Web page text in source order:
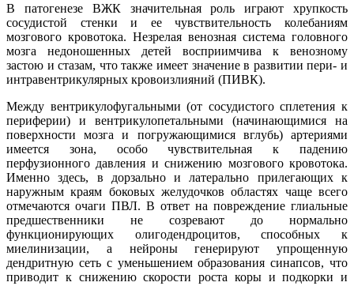
В патогенезе ВЖК значительная роль играют хрупкость
сосудистой стенки и ее чувствительность колебаниям
мозгового кровотока. Незрелая венозная система головного
мозга недоношенных детей восприимчива к венозному
застою и стазам, что также имеет значение в развитии пери- и
интравентрикулярных кровоизлияний (ПИВК).
Между вентрикулофугальными (от сосудистого сплетения к
периферии) и вентрикулопетальными (начинающимися на
поверхности мозга и погружающимися вглубь) артериями
имеется зона, особо чувствительная к падению
перфузионного давления и снижению мозгового кровотока.
Именно здесь, в дорзально и латерально прилегающих к
наружным краям боковых желудочков областях чаще всего
отмечаются очаги ПВЛ. В ответ на повреждение глиальные
предшественники не созревают до нормально
функционирующих олигодендроцитов, способных к
миелинизации, а нейроны генерируют упрощенную
дендритную сеть с уменьшением образования синапсов, что
приводит к снижению скорости роста коры и подкорки и